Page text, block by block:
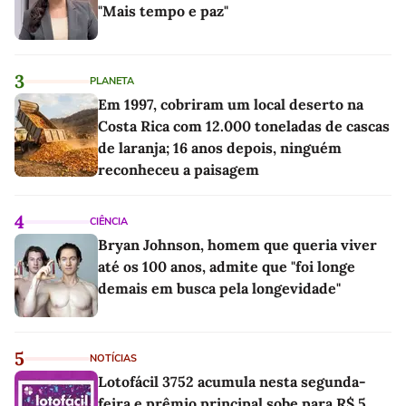
"Mais tempo e paz"
3 PLANETA
Em 1997, cobriram um local deserto na
Costa Rica com 12.000 toneladas de cascas
de laranja; 16 anos depois, ninguém
reconheceu a paisagem
4 CIÊNCIA
Bryan Johnson, homem que queria viver
até os 100 anos, admite que "foi longe
demais em busca pela longevidade"
5 NOTÍCIAS
Lotofácil 3752 acumula nesta segunda-